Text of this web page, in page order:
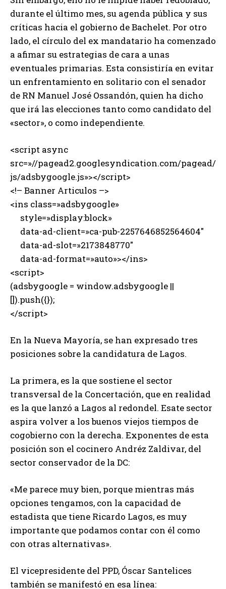
durante el último mes, su agenda pública y sus
críticas hacia el gobierno de Bachelet. Por otro
lado, el círculo del ex mandatario ha comenzado
a afimar su estrategias de cara a unas
eventuales primarias. Esta consistiría en evitar
un enfrentamiento en solitario con el senador
de RN Manuel José Ossandón, quien ha dicho
que irá las elecciones tanto como candidato del
«sector», o como independiente.
<script async
src=»//pagead2.googlesyndication.com/pagead/
js/adsbygoogle.js»></script>
<!– Banner Articulos –>
<ins class=»adsbygoogle»
style=»display:block»
data-ad-client=»ca-pub-2257646852564604″
data-ad-slot=»2173848770″
data-ad-format=»auto»></ins>
<script>
(adsbygoogle = window.adsbygoogle ||
[]).push({});
</script>
En la Nueva Mayoría, se han expresado tres
posiciones sobre la candidatura de Lagos.
La primera, es la que sostiene el sector
transversal de la Concertación, que en realidad
es la que lanzó a Lagos al redondel. Esate sector
aspira volver a los buenos viejos tiempos de
cogobierno con la derecha. Exponentes de esta
posición son el cocinero Andréz Zaldivar, del
sector conservador de la DC:
«Me parece muy bien, porque mientras más
opciones tengamos, con la capacidad de
estadista que tiene Ricardo Lagos, es muy
importante que podamos contar con él como
con otras alternativas».
El vicepresidente del PPD, Óscar Santelices
también se manifestó en esa línea: